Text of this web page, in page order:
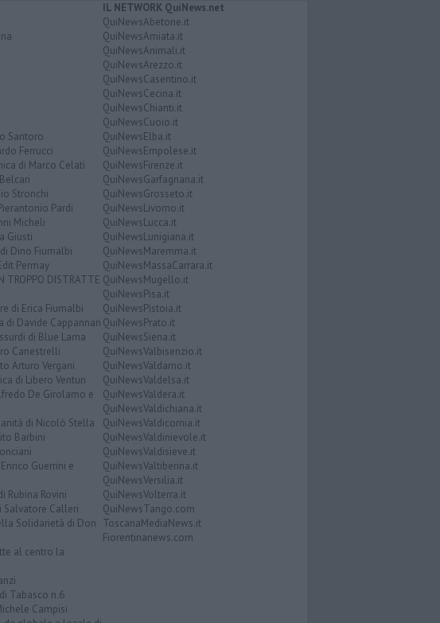
Santoro
Ferrucci
di Marco Celati
Stronchi
Pardi
Micheli
Giusti
di Dino Fiumalbi
Permay
TROPPO DISTRATTE
di Erica Fiumalbi
di Davide Cappannari
di Blue Lama
Canestrelli
Arturo Vergani
di Libero Venturi
De Girolamo e
di Nicolò Stella
Barbini
Guerrini e
Rubina Rovini
Salvatore Calleri
Solidarietà di Don
al centro la
Tabasco n.6
Campisi
IL NETWORK QuiNews.net
QuiNewsAbetone.it
QuiNewsAmiata.it
QuiNewsAnimali.it
QuiNewsArezzo.it
QuiNewsCasentino.it
QuiNewsCecina.it
QuiNewsChianti.it
QuiNewsCuoio.it
QuiNewsElba.it
QuiNewsEmpolese.it
QuiNewsFirenze.it
QuiNewsGarfagnana.it
QuiNewsGrosseto.it
QuiNewsLivorno.it
QuiNewsLucca.it
QuiNewsLunigiana.it
QuiNewsMaremma.it
QuiNewsMassaCarrara.it
QuiNewsMugello.it
QuiNewsPisa.it
QuiNewsPistoia.it
QuiNewsPrato.it
QuiNewsSiena.it
QuiNewsValbisenzio.it
QuiNewsValdarno.it
QuiNewsValdelsa.it
QuiNewsValdera.it
QuiNewsValdichiana.it
QuiNewsValdicornia.it
QuiNewsValdinievole.it
QuiNewsValdisieve.it
QuiNewsValtiberina.it
QuiNewsVersilia.it
QuiNewsVolterra.it
QuiNewsTango.com
ToscanaMediaNews.it
Fiorentinanews.com